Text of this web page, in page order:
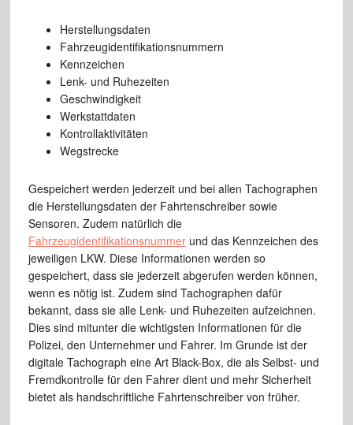
Herstellungsdaten
Fahrzeugidentifikationsnummern
Kennzeichen
Lenk- und Ruhezeiten
Geschwindigkeit
Werkstattdaten
Kontrollaktivitäten
Wegstrecke
Gespeichert werden jederzeit und bei allen Tachographen
die Herstellungsdaten der Fahrtenschreiber sowie
Sensoren. Zudem natürlich die
Fahrzeugidentifikationsnummerund das Kennzeichen des
jeweiligen LKW. Diese Informationen werden so
gespeichert, dass sie jederzeit abgerufen werden können,
wenn es nötig ist. Zudem sind Tachographen dafür
bekannt, dass sie alle Lenk- und Ruhezeiten aufzeichnen.
Dies sind mitunter die wichtigsten Informationen für die
Polizei, den Unternehmer und Fahrer. Im Grunde ist der
digitale Tachograph eine Art Black-Box, die als Selbst- und
Fremdkontrolle für den Fahrer dient und mehr Sicherheit
bietet als handschriftliche Fahrtenschreiber von früher.